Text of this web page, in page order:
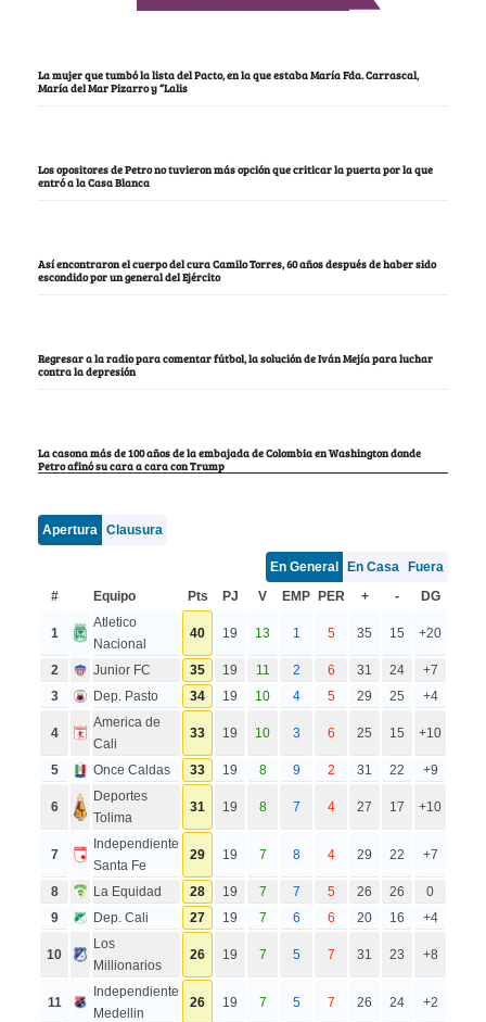
La mujer que tumbó la lista del Pacto, en la que estaba María Fda. Carrascal,
María del Mar Pizarro y “Lalis
Los opositores de Petro no tuvieron más opción que criticar la puerta por la que
entró a la Casa Blanca
Así encontraron el cuerpo del cura Camilo Torres, 60 años después de haber sido
escondido por un general del Ejército
Regresar a la radio para comentar fútbol, la solución de Iván Mejía para luchar
contra la depresión
La casona más de 100 años de la embajada de Colombia en Washington donde
Petro afinó su cara a cara con Trump
Apertura Clausura
En General En Casa
Fuera
#
Equipo Pts PJ V EMP PER + - DG
1
Atletico
Nacional
40 19 13 1 5 35 15 +20
2 Junior FC 35 19 11 2 6 31 24
+7
3
Dep. Pasto 34 19 10 4 5 29 25 +4
4
America de
Cali
33 19 10 3 6 25 15 +10
5 Once Caldas 33 19 8 9 2 31 22 +9
6
Deportes
Tolima
31 19 8 7 4 27 17 +10
7
Independiente
Santa Fe
29 19 7 8 4 29 22 +7
8 La Equidad 28 19 7 7 5 26 26
0
9
Dep. Cali 27 19 7 6 6 20 16 +4
10
Los
Millionarios
26 19 7 5 7 31 23 +8
11
Independiente
Medellin
26 19 7 5 7 26 24 +2